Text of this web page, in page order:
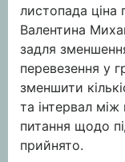
листопада ціна
Валентина
задля
перевезення у
зменшити
та інтервал
питання щодо
прийнято.